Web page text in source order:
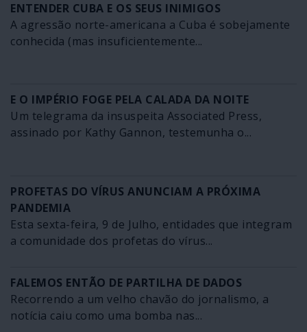
ENTENDER CUBA E OS SEUS INIMIGOS
A agressão norte-americana a Cuba é sobejamente
conhecida (mas insuficientemente...
E O IMPÉRIO FOGE PELA CALADA DA NOITE
Um telegrama da insuspeita Associated Press,
assinado por Kathy Gannon, testemunha o...
PROFETAS DO VÍRUS ANUNCIAM A PRÓXIMA
PANDEMIA
Esta sexta-feira, 9 de Julho, entidades que integram
a comunidade dos profetas do vírus...
FALEMOS ENTÃO DE PARTILHA DE DADOS
Recorrendo a um velho chavão do jornalismo, a
notícia caiu como uma bomba nas...